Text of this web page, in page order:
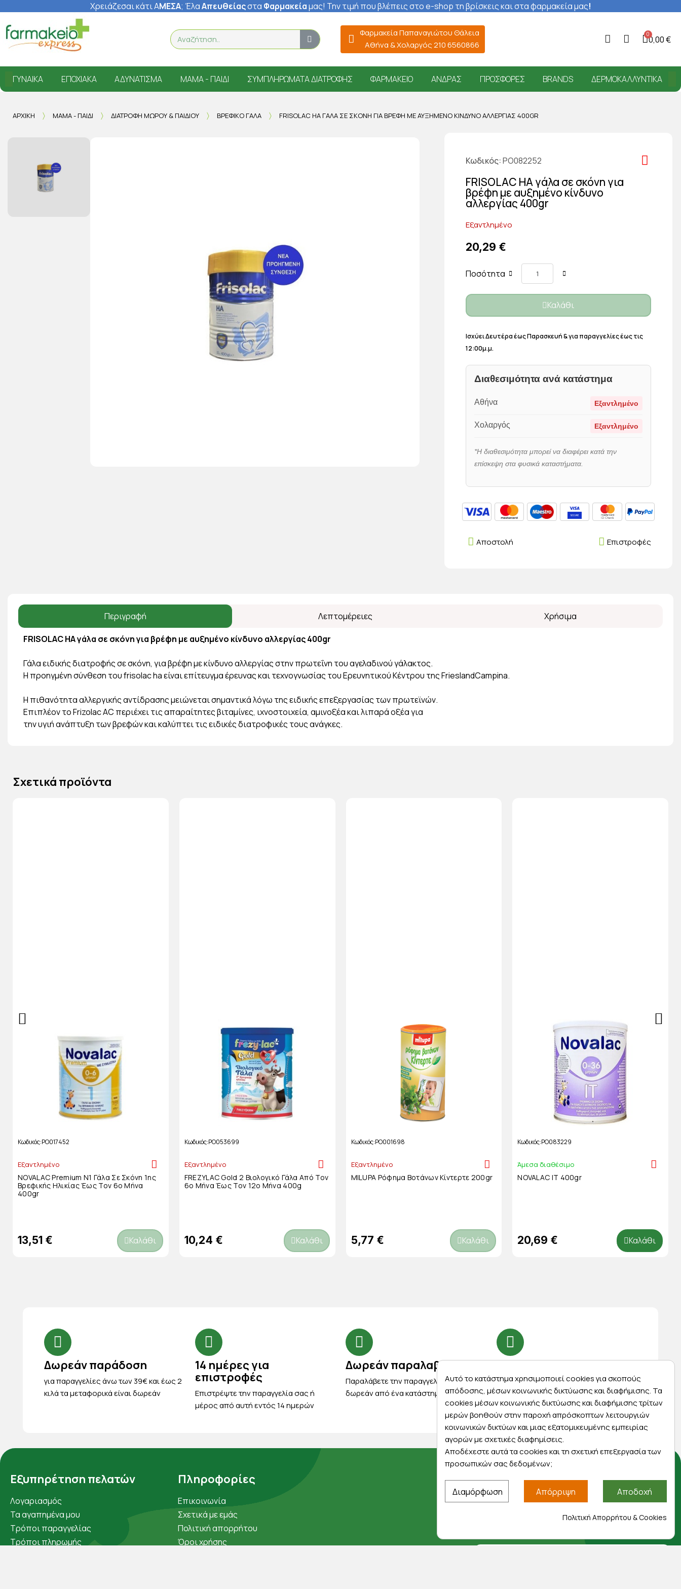
Χρειάζεσαι κάτι ΑΜΕΣΑ; ΈλαΑπευθείαςστα Φαρμακείαμας! Την τιμή που βλέπεις στο e-shop τη βρίσκεις και στα φαρμακεία μας!
Φαρμακεία Παπαναγιώτου Θάλεια
Αθήνα & Χολαργός 210 6560866
0,00 €
ΓΥΝΑΊΚΑ ΕΠΟΧΙΑΚΆ ΑΔΥΝΆΤΙΣΜΑ ΜΑΜΆ - ΠΑΙΔΊ ΣΥΜΠΛΗΡΏΜΑΤΑ ΔΙΑΤΡΟΦΉΣ ΦΑΡΜΑΚΕΊΟ ΆΝΔΡΑΣ ΠΡΟΣΦΟΡΈΣ BRANDS ΔΕΡΜΟΚΑΛΛΥΝΤΙΚΆ
ΑΡΧΙΚΉ ΜΑΜΆ - ΠΑΙΔΊ ΔΙΑΤΡΟΦΉ ΜΩΡΟΎ & ΠΑΙΔΙΟΎ ΒΡΕΦΙΚΌ ΓΆΛΑ FRISOLAC HA ΓΆΛΑ ΣΕ ΣΚΌΝΗ ΓΙΑ ΒΡΈΦΗ ΜΕ ΑΥΞΗΜΈΝΟ ΚΊΝΔΥΝΟ ΑΛΛΕΡΓΊΑΣ 400GR
Κωδικός PO082252
FRISOLAC HA γάλα σε σκόνη για
βρέφη με αυξημένο κίνδυνο
αλλεργίας 400gr
Εξαντλημένο
20,29 €
Ποσότητα
Καλάθι
Ισχύει Δευτέρα έως Παρασκευή & για παραγγελίες έως τις
12:00μ.μ.
Διαθεσιμότητα ανά κατάστημα
Αθήνα Εξαντλημένο
Χολαργός Εξαντλημένο
*Η διαθεσιμότητα μπορεί να διαφέρει κατά την
επίσκεψη στα φυσικά καταστήματα.
Επιστροφές
Αποστολή
Περιγραφή Λεπτομέρειες Χρήσιμα
FRISOLAC HA γάλα σε σκόνη για βρέφη με αυξημένο κίνδυνο αλλεργίας 400gr
Γάλα ειδικής διατροφής σε σκόνη, για βρέφη με κίνδυνο αλλεργίας στην πρωτεΐνη του αγελαδινού γάλακτος.
Η προηγμένη σύνθεση του frisolac ha είναι επίτευγμα έρευνας και τεχνογνωσίας του Ερευνητικού Κέντρου της FrieslandCampina.
Η πιθανότητα αλλεργικής αντίδρασης μειώνεται σημαντικά λόγω της ειδικής επεξεργασίας των πρωτεϊνών.
Επιπλέον το Frizolac AC περιέχει τις απαραίτητες βιταμίνες, ιχνοστοιχεία, αμινοξέα και λιπαρά οξέα για
την υγιή ανάπτυξη των βρεφών και καλύπτει τις ειδικές διατροφικές τους ανάγκες.
Σχετικά προϊόντα
Κωδικός PO017452
Εξαντλημένο
NOVALAC Premium N1 Γάλα Σε Σκόνη 1ης
Βρεφικής Ηλικίας Έως Τον 6ο Μήνα
400gr
13,51 € Καλάθι
Κωδικός PO053699
Εξαντλημένο
FREZYLAC Gold 2 Βιολογικό Γάλα Από Τον
6ο Μήνα Έως Τον 12ο Μήνα 400g
10,24 € Καλάθι
Κωδικός PO001698
Εξαντλημένο
MILUPA Ρόφημα Βοτάνων Κίντερτε 200gr
5,77 € Καλάθι
Κωδικός PO083229
Άμεσα διαθέσιμο
NOVALAC IT 400gr
20,69 € Καλάθι
Δωρεάν παράδοση
για παραγγελίες άνω των 39€ και έως 2
κιλά τα μεταφορικά είναι δωρεάν
14 ημέρες για
επιστροφές
Eπιστρέψτε την παραγγελία σας ή
μέρος από αυτή εντός 14 ημερών
Δωρεάν παραλαβή
Παραλάβετε την παραγγελία σας
δωρεάν από ένα κατάστημα μας
Express αποστολές
Κάντε σήμερα την παραγγελία σας και
παραλάβετε αύριο στην πόρτα σας
Εξυπηρέτηση πελατών
Λογαριασμός
Τα αγαπημένα μου
Τρόποι παραγγελίας
Τρόποι πληρωμής
Πληροφορίες
Επικοινωνία
Σχετικά με εμάς
Πολιτική απορρήτου
Όροι χρήσης
Αποκλειστικές προσφορές
Εγγραφείτε με το email σας για να ενημερώνεστε
πρώτοι για προσφορές, διαγωνισμούς,
Αυτό το κατάστημα χρησιμοποιεί cookies για σκοπούς
απόδοσης, μέσων κοινωνικής δικτύωσης και διαφήμισης. Τα
cookies μέσων κοινωνικής δικτύωσης και διαφήμισης τρίτων
μερών βοηθούν στην παροχή απρόσκοπτων λειτουργιών
κοινωνικών δικτύων και μιας εξατομικευμένης εμπειρίας
αγορών με σχετικές διαφημίσεις.
Αποδέχεστε αυτά τα cookies και τη σχετική επεξεργασία των
προσωπικών σας δεδομένων;
Διαμόρφωση Απόρριψη Αποδοχή
Πολιτική Απορρήτου & Cookies